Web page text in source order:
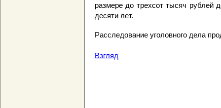
размере до трехсот тысяч рублей
десяти лет.
Расследование уголовного дела
Взгляд